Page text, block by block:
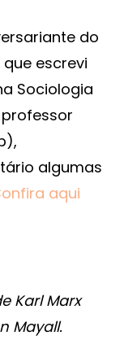
do
escrevi
Sociologia
algumas
aqui
Karl Marx
Mayall.